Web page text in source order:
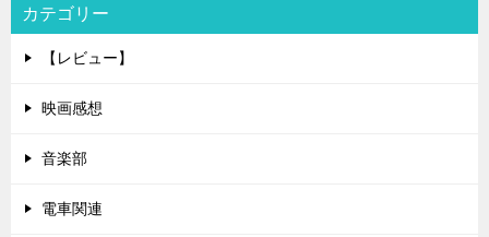
カテゴリー
【レビュー】
映画感想
音楽部
電車関連